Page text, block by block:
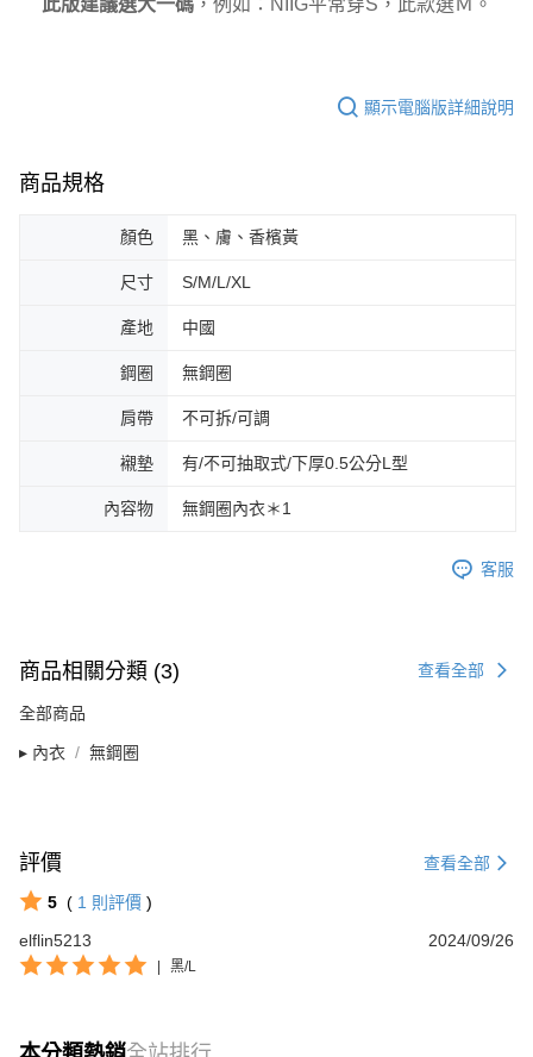
此版建議選大一碼
顯示電腦版詳細說明
商品規格
顏色 黑、膚、香檳黃
尺寸 S/M/L/XL
產地 中國
鋼圈 無鋼圈
肩帶 不可拆/可調
襯墊 有/不可抽取式/下厚0.5公分L型
內容物 無鋼圈內衣＊1
客服
商品相關分類 (3) 查看全部
全部商品
▸ 內衣 無鋼圈
評價 查看全部
5 ( 1 則評價 )
elflin5213
2024/09/26
黑/L